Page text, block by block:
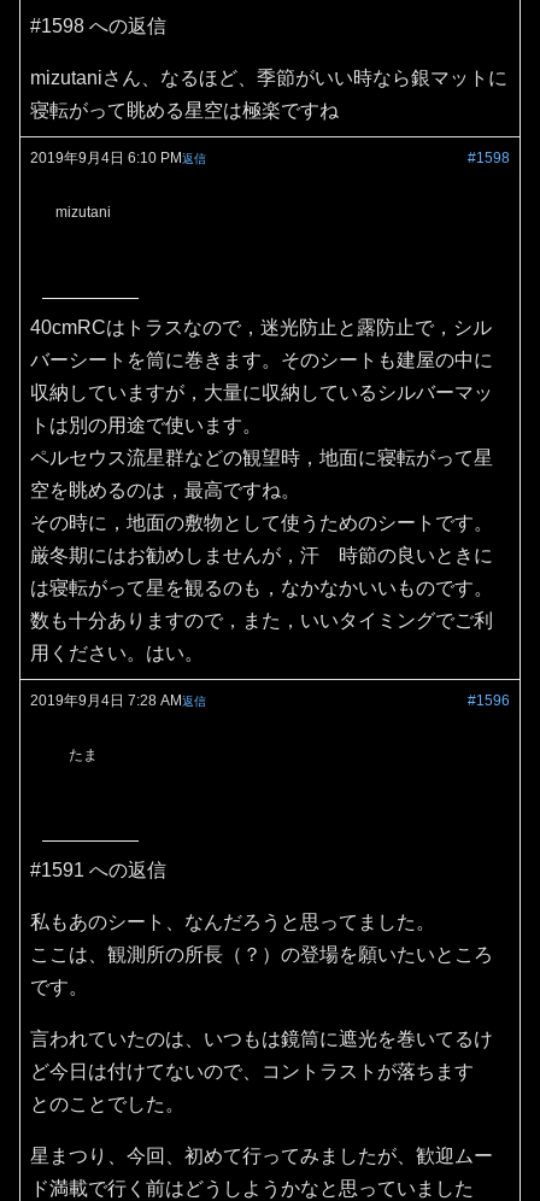
#1598 への返信
mizutaniさん、なるほど、季節がいい時なら銀マットに
寝転がって眺める星空は極楽ですね
2019年9月4日 6:10 PM #1598
返信
mizutani
40cmRCはトラスなので，迷光防止と露防止で，シル
バーシートを筒に巻きます。そのシートも建屋の中に
収納していますが，大量に収納しているシルバーマッ
トは別の用途で使います。
ペルセウス流星群などの観望時，地面に寝転がって星
空を眺めるのは，最高ですね。
その時に，地面の敷物として使うためのシートです。
厳冬期にはお勧めしませんが，汗 時節の良いときに
は寝転がって星を観るのも，なかなかいいものです。
数も十分ありますので，また，いいタイミングでご利
用ください。はい。
2019年9月4日 7:28 AM #1596
返信
たま
#1591 への返信
私もあのシート、なんだろうと思ってました。
ここは、観測所の所長（？）の登場を願いたいところ
です。
言われていたのは、いつもは鏡筒に遮光を巻いてるけ
ど今日は付けてないので、コントラストが落ちます
とのことでした。
星まつり、今回、初めて行ってみましたが、歓迎ムー
ド満載で行く前はどうしようかなと思っていました